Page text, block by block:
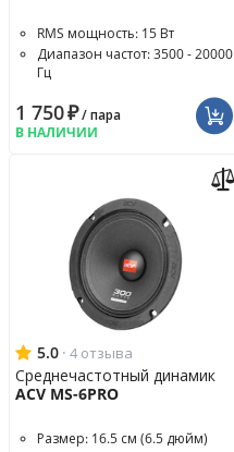
RMS мощность: 15 Вт
Диапазон частот: 3500 - 20000
Гц
1 750₽/ пара
В НАЛИЧИИ
5.0 · 4 отзыва
Среднечастотный динамик
ACV MS-6PRO
Размер: 16.5 см (6.5 дюйм)